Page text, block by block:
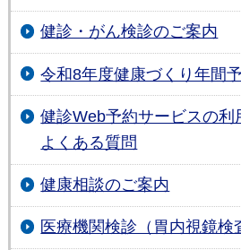
健診・がん検診のご案内
令和8年度健康づくり年間
健診Web予約サービスの
よくある質問
健康相談のご案内
医療機関検診（胃内視鏡検